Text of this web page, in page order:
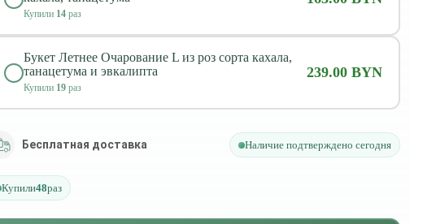
Купили 14раз
Букет Летнее Очарование L из роз сорта кахала,
танацетума и эвкалипта
Купили 19раз
239.00 BYN
Бесплатная доставка Наличие подтверждено сегодня
Купили48раз